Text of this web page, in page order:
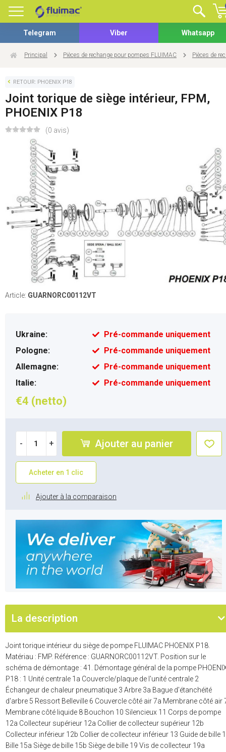
Telegram Viber Whatsapp
Principal Pièces de rechange pour pompes FLUIMAC Pièces de
RETOUR: PHOENIX P18
Joint torique de siège intérieur, FPM,
PHOENIX P18
(0 avis)
Article: GUARNORC00112VT
Ukraine:
Pré-commande uniquement
Pologne:
Pré-commande uniquement
Allemagne:
Pré-commande uniquement
Italie:
Pré-commande uniquement
€4 (netto)
- + Ajouter au panier
Acheter en 1 clic
Ajouter à la comparaison
La description
Joint torique intérieur du siège de pompe FLUIMAC PHOENIX P18.
Matériau : FMP. Référence : GUARNORC00112VT. Position sur le
schéma de démontage : 41. Démontage général de la pompe
P18 : 1 Unité centrale 1a Couvercle/plaque de l'unité centrale 2
Échangeur de chaleur pneumatique 3 Arbre 3a Bague d'étanchéité
d'arbre 5 Ressort Belleville 6 Couvercle côté air 7a Membrane côté air
Membrane côté liquide 8 Bouchon 10 Silencieux 11 Corps de pompe
12a Collecteur supérieur 12a Collier de collecteur supérieur 12b
Collecteur inférieur 12b Collier de collecteur inférieur 13 Guide de bille
Bille 15a Siège de bille 15b Siège de bille 19 Vis de collecteur 19a